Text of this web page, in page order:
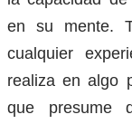
en su mente.
cualquier
realiza en algo
que presume